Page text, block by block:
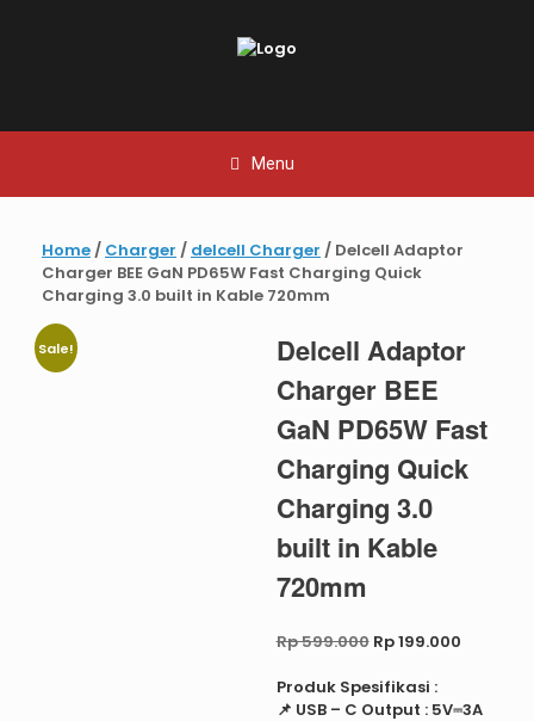
Menu
Home/ Charger / delcell Charger / Delcell Adaptor
Charger BEE GaN PD65W Fast Charging Quick
Charging 3.0 built in Kable 720mm
Sale!
Delcell Adaptor
Charger BEE
GaN PD65W Fast
Charging Quick
Charging 3.0
built in Kable
720mm
Rp599.000 Original
was:
Rp 599.000.
Rp199.000Current
Rp
Produk Spesifikasi :
📌 USB – C Output : 5V⎓3A